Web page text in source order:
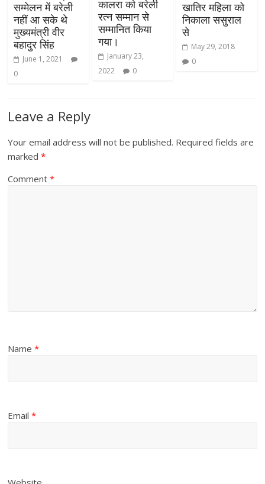
सम्मेलन में बरेली
नहीं आ सके थे
मुख्यमंत्री वीर
बहादुर सिंह
June 1, 2021
0
कालरा को बरेली
रत्न सम्मान से
सम्मानित किया
गया।
January 23,
2022
0
खातिर महिला को
निकाला ससुराल
से
May 29, 2018
0
Leave a Reply
Your email address will not be published. Required fields are
marked*
Comment*
Name*
Email*